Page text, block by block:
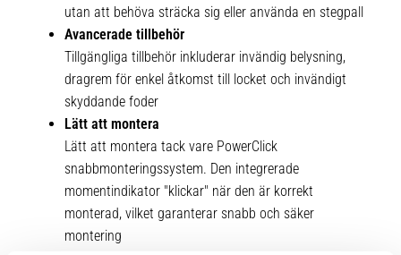
utan att behöva sträcka sig eller använda en stegpall
Avancerade tillbehör
Tillgängliga tillbehör inkluderar invändig belysning,
dragrem för enkel åtkomst till locket och invändigt
skyddande foder
Lätt att montera
Lätt att montera tack vare PowerClick
snabbmonteringssystem. Den integrerade
momentindikator "klickar" när den är korrekt
monterad, vilket garanterar snabb och säker
montering